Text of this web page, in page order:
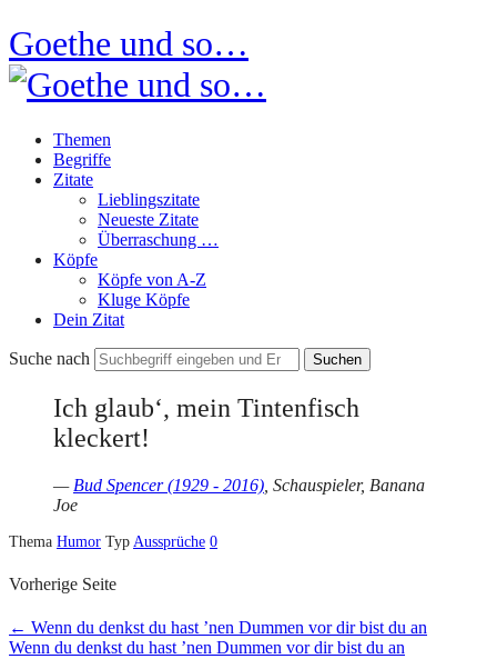
Goethe und so…
Themen
Begriffe
Zitate
Lieblingszitate
Neueste Zitate
Überraschung …
Köpfe
Köpfe von A-Z
Kluge Köpfe
Dein Zitat
Suche nach
Ich glaub‘, mein Tintenfisch
kleckert!
— Bud Spencer (1929 - 2016) , Schauspieler, Banana
Joe
Thema Humor Typ Aussprüche 0
Vorherige Seite
← Wenn du denkst du hast ’nen Dummen vor dir bist du an
Wenn du denkst du hast ’nen Dummen vor dir bist du an